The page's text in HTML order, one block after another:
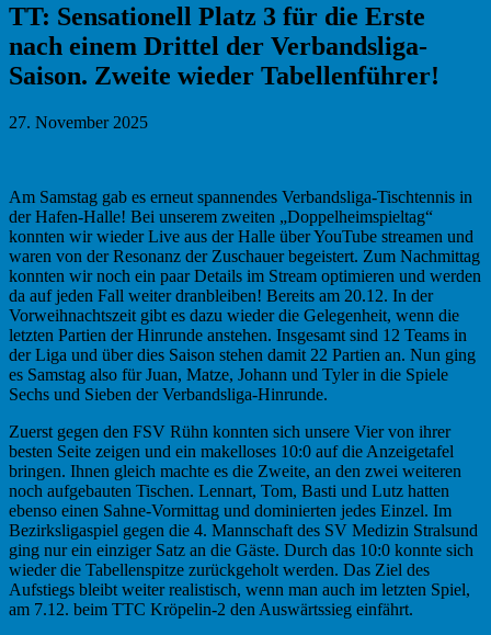
TT: Sensationell Platz 3 für die Erste
nach einem Drittel der Verbandsliga-
Saison. Zweite wieder Tabellenführer!
27. November 2025
Am Samstag gab es erneut spannendes Verbandsliga-Tischtennis in
der Hafen-Halle! Bei unserem zweiten „Doppelheimspieltag“
konnten wir wieder Live aus der Halle über YouTube streamen und
waren von der Resonanz der Zuschauer begeistert. Zum Nachmittag
konnten wir noch ein paar Details im Stream optimieren und werden
da auf jeden Fall weiter dranbleiben! Bereits am 20.12. In der
Vorweihnachtszeit gibt es dazu wieder die Gelegenheit, wenn die
letzten Partien der Hinrunde anstehen. Insgesamt sind 12 Teams in
der Liga und über dies Saison stehen damit 22 Partien an. Nun ging
es Samstag also für Juan, Matze, Johann und Tyler in die Spiele
Sechs und Sieben der Verbandsliga-Hinrunde.
Zuerst gegen den FSV Rühn konnten sich unsere Vier von ihrer
besten Seite zeigen und ein makelloses 10:0 auf die Anzeigetafel
bringen. Ihnen gleich machte es die Zweite, an den zwei weiteren
noch aufgebauten Tischen. Lennart, Tom, Basti und Lutz hatten
ebenso einen Sahne-Vormittag und dominierten jedes Einzel. Im
Bezirksligaspiel gegen die 4. Mannschaft des SV Medizin Stralsund
ging nur ein einziger Satz an die Gäste. Durch das 10:0 konnte sich
wieder die Tabellenspitze zurückgeholt werden. Das Ziel des
Aufstiegs bleibt weiter realistisch, wenn man auch im letzten Spiel,
am 7.12. beim TTC Kröpelin-2 den Auswärtssieg einfährt.